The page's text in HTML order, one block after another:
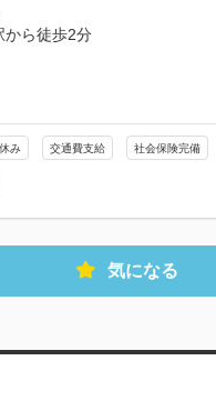
から徒歩2分
み 交通費支給 社会保険完備
気になる